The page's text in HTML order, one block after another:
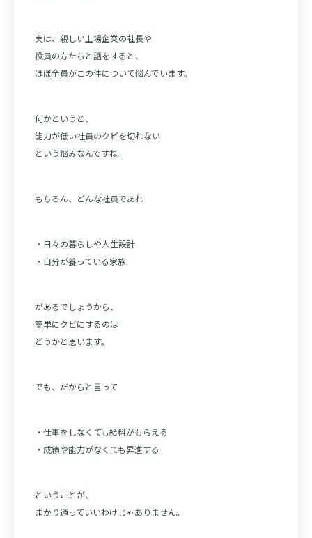
実は、親しい上場企業の社長や
役員の方たちと話をすると、
ほぼ全員がこの件について悩んでいます。
何かというと、
能力が低い社員のクビを切れない
という悩みなんですね。
もちろん、どんな社員であれ
・日々の暮らしや人生設計
・自分が養っている家族
があるでしょうから、
簡単にクビにするのは
どうかと思います。
でも、だからと言って
・仕事をしなくても給料がもらえる
・成績や能力がなくても昇進する
ということが、
まかり通っていいわけじゃありません。